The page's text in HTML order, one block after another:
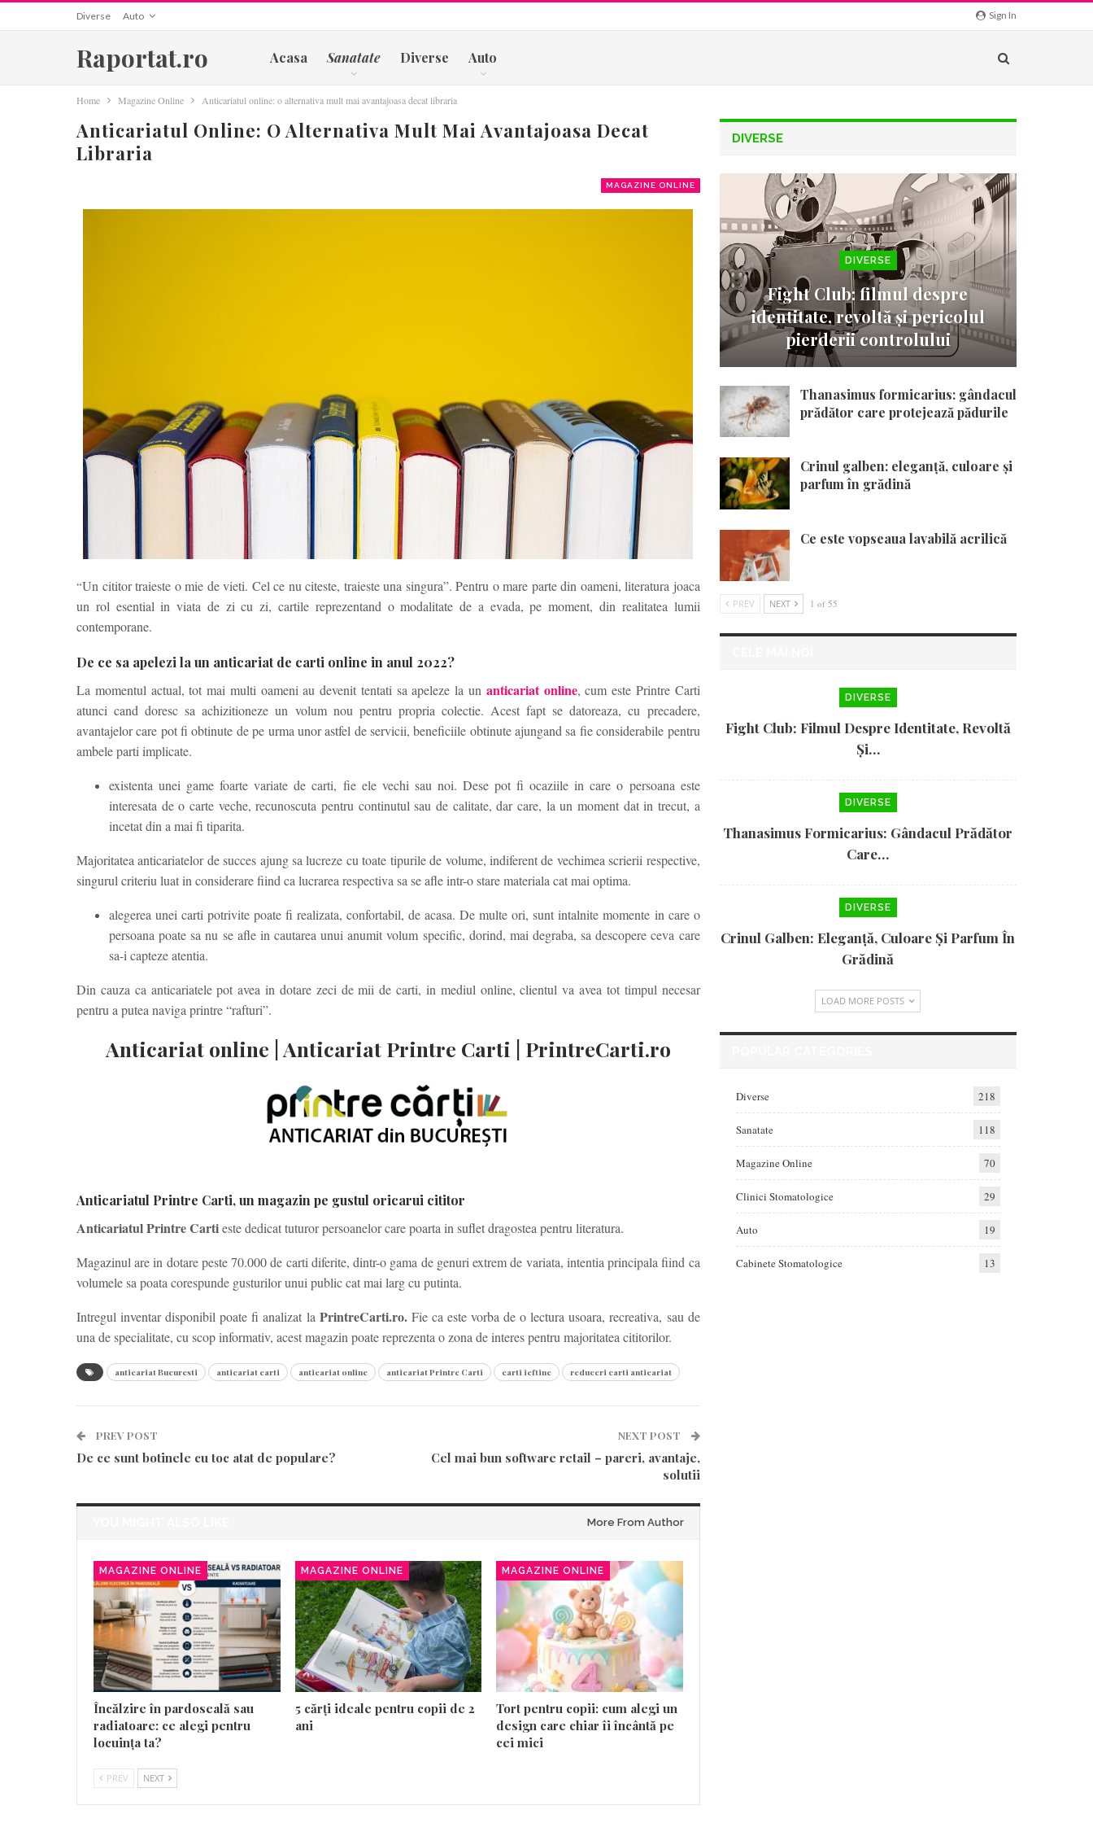
Sign In
Diverse Auto
Raportat.ro Acasa Sanatate Diverse Auto
Home Magazine Online Anticariatul online: o alternativa mult mai avantajoasa decat libraria
Anticariatul Online: O Alternativa Mult Mai Avantajoasa Decat
Libraria
MAGAZINE ONLINE
“Un cititor traieste o mie de vieti. Cel ce nu citeste, traieste una singura”. Pentru o mare parte din oameni, literatura joaca
un rol esential in viata de zi cu zi, cartile reprezentand o modalitate de a evada, pe moment, din realitatea lumii
contemporane.
De ce sa apelezi la un anticariat de carti online in anul 2022?
La momentul actual, tot mai multi oameni au devenit tentati sa apeleze la un anticariat online, cum este Printre Carti
atunci cand doresc sa achizitioneze un volum nou pentru propria colectie. Acest fapt se datoreaza, cu precadere,
avantajelor care pot fi obtinute de pe urma unor astfel de servicii, beneficiile obtinute ajungand sa fie considerabile pentru
ambele parti implicate.
existenta unei game foarte variate de carti, fie ele vechi sau noi. Dese pot fi ocaziile in care o persoana este
interesata de o carte veche, recunoscuta pentru continutul sau de calitate, dar care, la un moment dat in trecut, a
incetat din a mai fi tiparita.
Majoritatea anticariatelor de succes ajung sa lucreze cu toate tipurile de volume, indiferent de vechimea scrierii respective,
singurul criteriu luat in considerare fiind ca lucrarea respectiva sa se afle intr-o stare materiala cat mai optima.
alegerea unei carti potrivite poate fi realizata, confortabil, de acasa. De multe ori, sunt intalnite momente in care o
persoana poate sa nu se afle in cautarea unui anumit volum specific, dorind, mai degraba, sa descopere ceva care
sa-i capteze atentia.
Din cauza ca anticariatele pot avea in dotare zeci de mii de carti, in mediul online, clientul va avea tot timpul necesar
pentru a putea naviga printre “rafturi”.
Anticariat online | Anticariat Printre Carti | PrintreCarti.ro
Anticariatul Printre Carti, un magazin pe gustul oricarui cititor
Anticariatul Printre Cartieste dedicat tuturor persoanelor care poarta in suflet dragostea pentru literatura.
Magazinul are in dotare peste 70.000 de carti diferite, dintr-o gama de genuri extrem de variata, intentia principala fiind ca
volumele sa poata corespunde gusturilor unui public cat mai larg cu putinta.
Intregul inventar disponibil poate fi analizat la PrintreCarti.ro. Fie ca este vorba de o lectura usoara, recreativa, sau de
una de specialitate, cu scop informativ, acest magazin poate reprezenta o zona de interes pentru majoritatea cititorilor.
anticariat Bucuresti anticariat carti anticariat online anticariat Printre Carti carti ieftine reduceri carti anticariat
PREV POST
De ce sunt botinele cu toc atat de populare?
NEXT POST
Cel mai bun software retail – pareri, avantaje,
solutii
More From Author
MAGAZINE ONLINE
Încălzire în pardoseală sau
radiatoare: ce alegi pentru
locuința ta?
MAGAZINE ONLINE
5 cărți ideale pentru copii de 2
ani
MAGAZINE ONLINE
Tort pentru copii: cum alegi un
design care chiar îi încântă pe
cei mici
PREV NEXT
DIVERSE
DIVERSE
Fight Club: filmul despre
identitate, revoltă și pericolul
pierderii controlului
Thanasimus formicarius: gândacul
prădător care protejează pădurile
Crinul galben: eleganță, culoare și
parfum în grădină
Ce este vopseaua lavabilă acrilică
PREV NEXT 1 of 55
DIVERSE
Fight Club: Filmul Despre Identitate, Revoltă
Și…
DIVERSE
Thanasimus Formicarius: Gândacul Prădător
Care…
DIVERSE
Crinul Galben: Eleganță, Culoare Și Parfum În
Grădină
LOAD MORE POSTS
Diverse 218
Sanatate 118
Magazine Online 70
Clinici Stomatologice 29
Auto 19
Cabinete Stomatologice 13